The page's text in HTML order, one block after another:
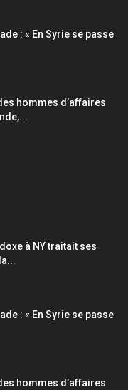
: « En Syrie se passe
hommes d’affaires
à NY traitait ses
: « En Syrie se passe
hommes d’affaires